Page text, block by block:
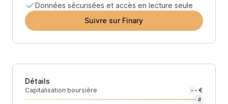
Données sécurisées et accès en lecture seule
Suivre sur Finary
Détails
Capitalisation boursière - - €
#